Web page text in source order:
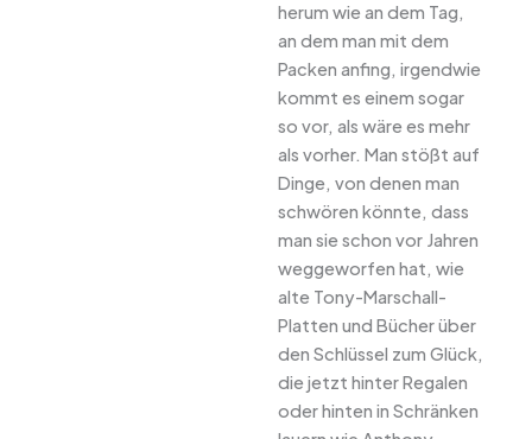
herum wie an dem Tag,
an dem man mit dem
Packen anfing, irgendwie
kommt es einem sogar
so vor, als wäre es mehr
als vorher. Man stößt auf
Dinge, von denen man
schwören könnte, dass
man sie schon vor Jahren
weggeworfen hat, wie
alte Tony-Marschall-
Platten und Bücher über
den Schlüssel zum Glück,
die jetzt hinter Regalen
oder hinten in Schränken